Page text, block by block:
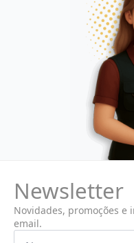
Newsletter
Novidades, promoções e
email.
Nome